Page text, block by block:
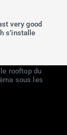
very good
s’installe
rooftop du
sous les